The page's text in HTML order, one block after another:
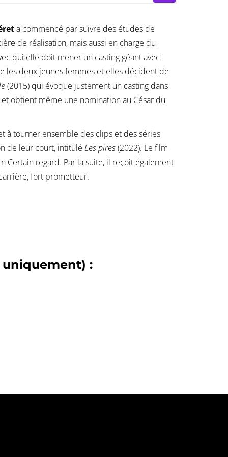
a commencé par suivre des études de
de réalisation, mais aussi en charge du
qui elle doit mener un casting géant avec
les deux jeunes femmes et elles décident de
(2015) qui évoque justement un casting dans
obtient même une nomination au César du
à tourner ensemble des clips et des séries
de leur court, intitulé Les pires(2022). Le film
Certain regard. Par la suite, il reçoit également
fort prometteur.
: